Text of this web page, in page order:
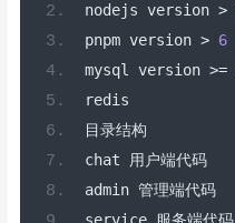
nodejs version >
pnpm version > 6
mysql version >=
redis
目录结构
chat
用户端代码
admin 管理端代码